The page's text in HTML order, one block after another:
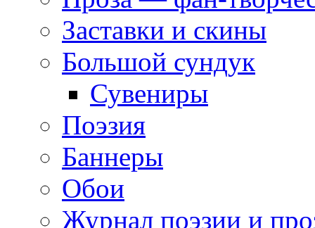
Заставки и скины
Большой сундук
Сувениры
Поэзия
Баннеры
Обои
Журнал поэзии и